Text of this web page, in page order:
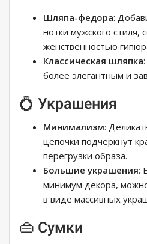
Шляпа-федора:
нотки мужского стиля,
женственностью
Классическая шляпка
более элегантным и
💍 Украшения
Минимализм:
цепочки подчеркнут
перегрузки образа.
Большие украшения:
минимум декора,
в виде массивных
👜 Сумки